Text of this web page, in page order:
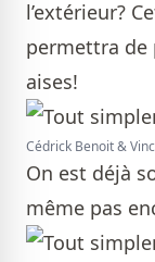
l’extérieur?
permettra de
aises!
Cédrick Benoit &
On est déjà
même pas